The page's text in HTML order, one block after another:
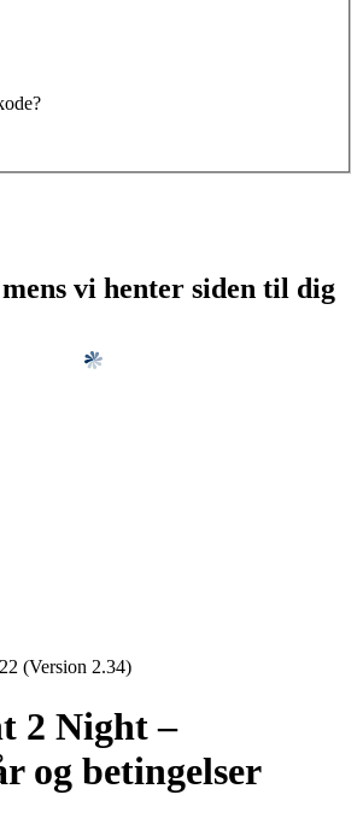
vi henter siden til dig
(Version 2.34)
2 Night –
og betingelser